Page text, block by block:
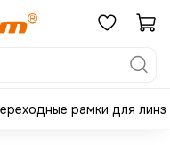
рамки для линз